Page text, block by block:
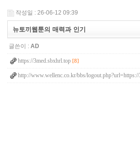
작성일 : 26-06-12 09:39
뉴토끼웹툰의 매력과 인기
글쓴이 : AD
https://3med.sbxhrl.top [8]
http://www.wellenc.co.kr/bbs/